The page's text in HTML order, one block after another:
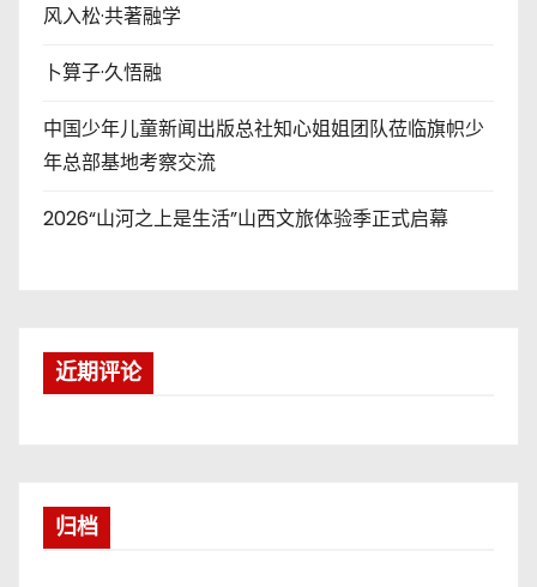
风入松·共著融学
卜算子·久悟融
中国少年儿童新闻出版总社知心姐姐团队莅临旗帜少
年总部基地考察交流
2026“山河之上是生活”山西文旅体验季正式启幕
近期评论
归档